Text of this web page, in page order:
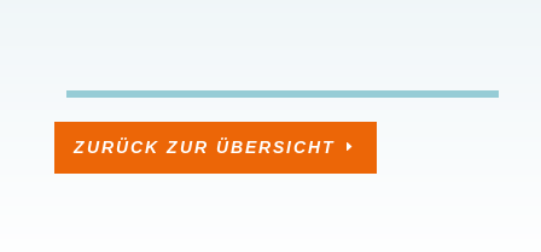
ZURÜCK ZUR ÜBERSICHT